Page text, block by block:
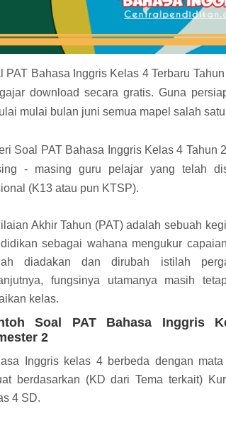
PAT Bahasa Inggris Kelas 4 Terbaru
download secara gratis. Guna
mulai bulan juni semua mapel salah
Soal PAT Bahasa Inggris Kelas 4 Tahun
- masing guru pelajar yang telah
(K13 atau pun KTSP).
Akhir Tahun (PAT) adalah sebuah
sebagai wahana mengukur
diadakan dan dirubah istilah
fungsinya utamanya masih
kelas.
Soal PAT Bahasa Inggris
2
Inggris kelas 4 berbeda dengan
berdasarkan (KD dari Tema terkait)
4 SD.